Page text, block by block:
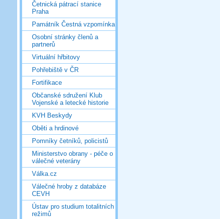
Četnická pátrací stanice
Praha
Památník Čestná vzpomínka
Osobní stránky členů a
partnerů
Virtuální hřbitovy
Pohřebiště v ČR
Fortifikace
Občanské sdružení Klub
Vojenské a letecké historie
KVH Beskydy
Oběti a hrdinové
Pomníky četníků, policistů
Ministerstvo obrany - péče o
válečné veterány
Válka.cz
Válečné hroby z databáze
CEVH
Ústav pro studium totalitních
režimů